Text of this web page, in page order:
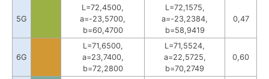
5G
L=72,4500,
a=-23,5700,
b=60,4700
L=72,1575,
a=-23,2384,
b=58,9419
0,47
6G
L=71,6500,
a=23,7400,
b=72,2800
L=71,5524,
a=22,5725,
b=70,2749
0,60